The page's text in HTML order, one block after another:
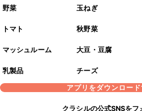
野菜 玉ねぎ
トマト 秋野菜
マッシュルーム 大豆・豆腐
乳製品 チーズ
アプリをダウンロード
クラシルの公式SNSをフ